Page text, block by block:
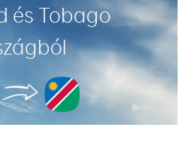
és Tobago